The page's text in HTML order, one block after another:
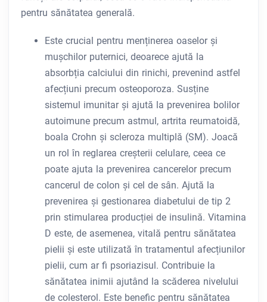
pentru sănătatea generală.
Este crucial pentru menținerea oaselor și
mușchilor puternici, deoarece ajută la
absorbția calciului din rinichi, prevenind astfel
afecțiuni precum osteoporoza. Susține
sistemul imunitar și ajută la prevenirea bolilor
autoimune precum astmul, artrita reumatoidă,
boala Crohn și scleroza multiplă (SM). Joacă
un rol în reglarea creșterii celulare, ceea ce
poate ajuta la prevenirea cancerelor precum
cancerul de colon și cel de sân. Ajută la
prevenirea și gestionarea diabetului de tip 2
prin stimularea producției de insulină. Vitamina
D este, de asemenea, vitală pentru sănătatea
pielii și este utilizată în tratamentul afecțiunilor
pielii, cum ar fi psoriazisul. Contribuie la
sănătatea inimii ajutând la scăderea nivelului
de colesterol. Este benefic pentru sănătatea